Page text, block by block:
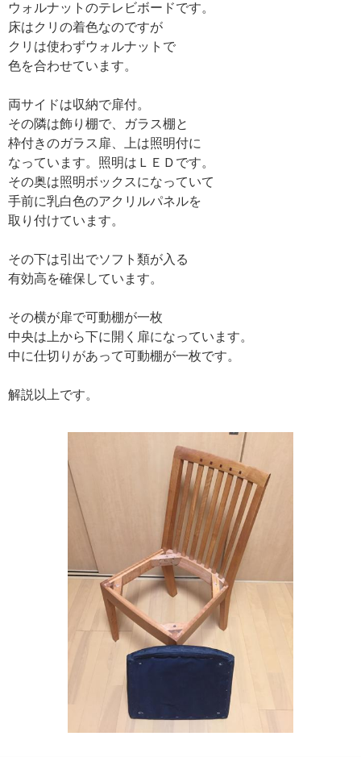
ウォルナットのテレビボードです。
床はクリの着色なのですが
クリは使わずウォルナットで
色を合わせています。
両サイドは収納で扉付。
その隣は飾り棚で、ガラス棚と
枠付きのガラス扉、上は照明付に
なっています。照明はＬＥＤです。
その奥は照明ボックスになっていて
手前に乳白色のアクリルパネルを
取り付けています。
その下は引出でソフト類が入る
有効高を確保しています。
その横が扉で可動棚が一枚
中央は上から下に開く扉になっています。
中に仕切りがあって可動棚が一枚です。
解説以上です。